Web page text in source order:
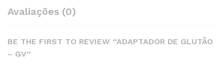
Avaliações (0)
BE THE FIRST TO REVIEW “ADAPTADOR DE GLUTÃO
– GV”